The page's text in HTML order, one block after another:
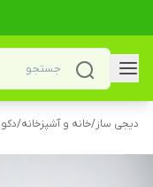
دیجی ساز/خانه و آشپزخانه/